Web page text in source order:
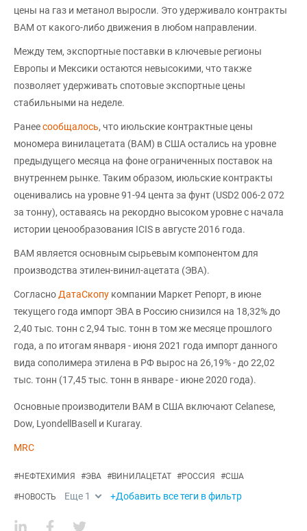
цены на газ и метанол выросли. Это удерживало контракты
ВAM от какого-либо движения в любом направлении.
Между тем, экспортные поставки в ключевые регионы
Европы и Мексики остаются невысокими, что также
позволяет удерживать спотовые экспортные цены
стабильными на неделе.
Ранеесообщалось, что июльские контрактные цены
мономера винилацетата (ВАМ) в США остались на уровне
предыдущего месяца на фоне ограниченных поставок на
внутреннем рынке. Таким образом, июльские контракты
оценивались на уровне 91-94 цента за фунт (USD2 006-2 072
за тонну), оставаясь на рекордно высоком уровне с начала
истории ценообразования ICIS в августе 2016 года.
ВАМ является основным сырьевым компонентом для
производства этилен-винил-ацетата (ЭВА).
СогласноДатаСкопу компании Маркет Репорт, в июне
текущего года импорт ЭВА в Россию снизился на 18,32% до
2,40 тыс. тонн с 2,94 тыс. тонн в том же месяце прошлого
года, а по итогам января - июня 2021 года импорт данного
вида сополимера этилена в РФ вырос на 26,19% - до 22,02
тыс. тонн (17,45 тыс. тонн в январе - июне 2020 года).
Основные производители ВAM в США включают Celanese,
Dow, LyondellBasell и Kuraray.
MRC
#НЕФТЕХИМИЯ #ЭВА #ВИНИЛАЦЕТАТ #РОССИЯ #США
#НОВОСТЬ Еще 1 +Добавить все теги в фильтр